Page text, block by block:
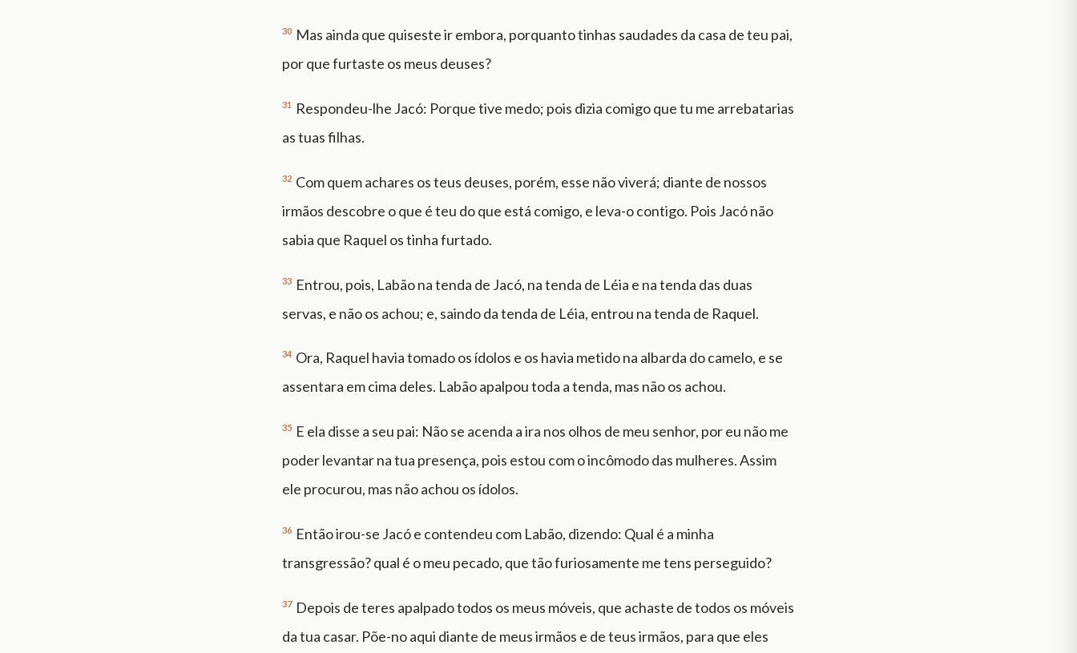
30 Mas ainda que quiseste ir embora, porquanto tinhas saudades da casa de teu pai,
por que furtaste os meus deuses?
31
Respondeu-lhe Jacó: Porque tive medo; pois dizia comigo que tu me arrebatarias
as tuas filhas.
32 Com quem achares os teus deuses, porém, esse não viverá; diante de nossos
irmãos descobre o que é teu do que está comigo, e leva-o contigo. Pois Jacó não
sabia que Raquel os tinha furtado.
33 Entrou, pois, Labão na tenda de Jacó, na tenda de Léia e na tenda das duas
servas, e não os achou; e, saindo da tenda de Léia, entrou na tenda de Raquel.
34 Ora, Raquel havia tomado os ídolos e os havia metido na albarda do camelo, e se
assentara em cima deles. Labão apalpou toda a tenda, mas não os achou.
35 E ela disse a seu pai: Não se acenda a ira nos olhos de meu senhor, por eu não me
poder levantar na tua presença, pois estou com o incômodo das mulheres. Assim
ele procurou, mas não achou os ídolos.
36 Então irou-se Jacó e contendeu com Labão, dizendo: Qual é a minha
transgressão? qual é o meu pecado, que tão furiosamente me tens perseguido?
37 Depois de teres apalpado todos os meus móveis, que achaste de todos os móveis
da tua casar. Põe-no aqui diante de meus irmãos e de teus irmãos, para que eles